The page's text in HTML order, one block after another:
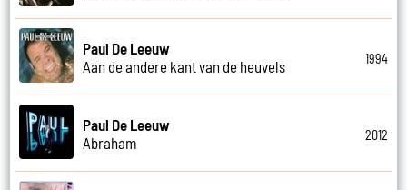
Paul De Leeuw
Aan de andere kant van de heuvels
1994
Paul De Leeuw
Abraham
2012